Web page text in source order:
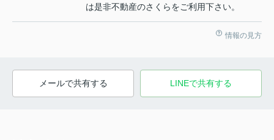
は是非不動産のさくらをご利用下さい。
情報の見方
メールで共有する LINEで共有する